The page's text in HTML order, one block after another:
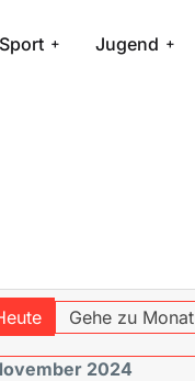
Sport Jugend
Gehe zu Monat
2024